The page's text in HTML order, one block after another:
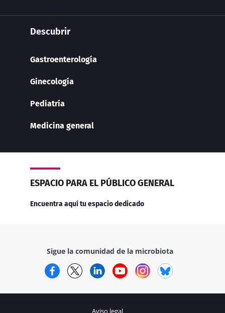
Descubrir
Gastroenterología
Ginecología
Pediatría
Medicina general
ESPACIO PARA EL PÚBLICO GENERAL
Encuentra aquí tu espacio dedicado
Sigue la comunidad de la microbiota
FacebookTwitterLinkedInYouTubeInstagram
Aviso legal